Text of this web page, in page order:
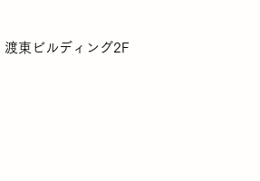
渡東ビルディング2F